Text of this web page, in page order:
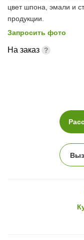
цвет шпона, эмали и
продукции.
Запросить фото
На заказ